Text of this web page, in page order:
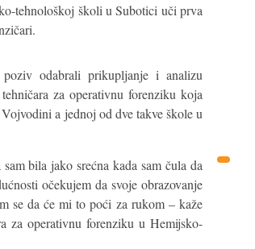
tehnološkoj školi u Subotici uči prva
odabrali prikupljanje i analizu
za operativnu forenziku koja
a jednoj od dve takve škole u
bila jako srećna kada sam čula da
očekujem da svoje obrazovanje
se da će mi to poći za rukom – kaže
za operativnu forenziku u Hemijsko-